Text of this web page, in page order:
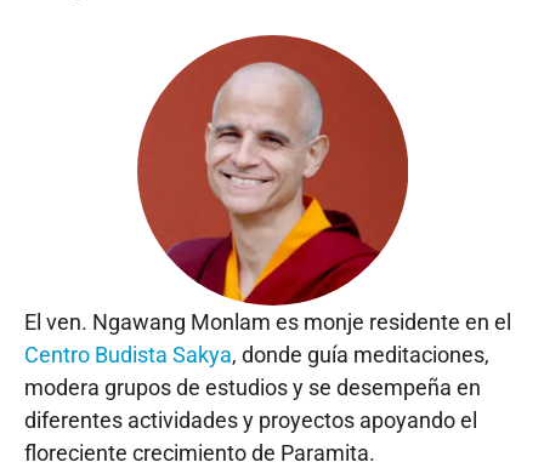
El ven. Ngawang Monlam es monje residente en el
Centro Budista Sakya, donde guía meditaciones,
modera grupos de estudios y se desempeña en
diferentes actividades y proyectos apoyando el
floreciente crecimiento de Paramita.